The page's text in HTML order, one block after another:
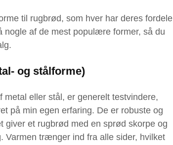
til rugbrød, som hver har deres fordele
nogle af de mest populære former, så du
og stålforme)
eller stål, er generelt testvindere,
på min egen erfaring. De er robuste og
et rugbrød med en sprød skorpe og
Varmen trænger ind fra alle sider, hvilket